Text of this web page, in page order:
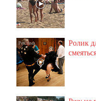
Ролик